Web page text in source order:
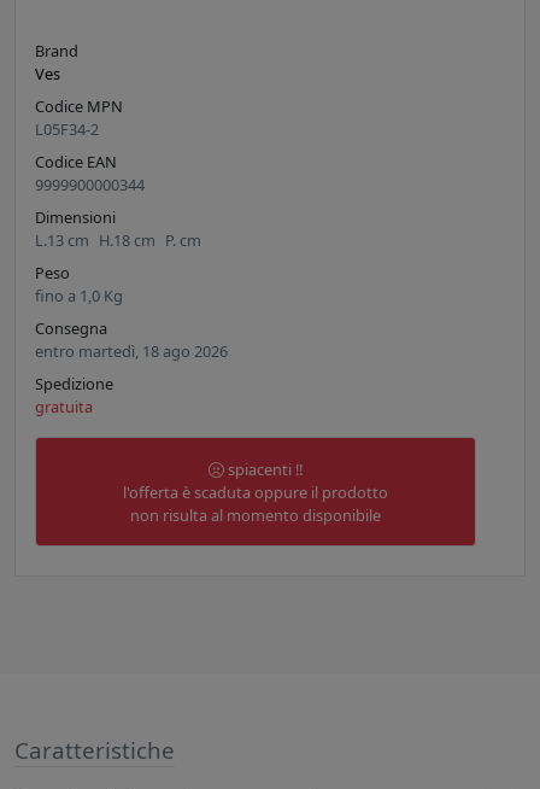
Brand
Ves
Codice MPN
L05F34-2
Codice EAN
9999900000344
Dimensioni
L.13 cm H.18 cm P. cm
Peso
fino a 1,0 Kg
Consegna
entro martedì, 18 ago 2026
Spedizione
gratuita
spiacenti !!
l'offerta è scaduta oppure il prodotto
non risulta al momento disponibile
Caratteristiche